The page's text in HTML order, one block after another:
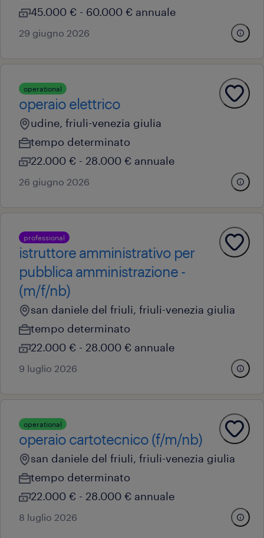
45.000 € - 60.000 € annuale
29 giugno 2026
operational
operaio elettrico
udine, friuli-venezia giulia
tempo determinato
22.000 € - 28.000 € annuale
26 giugno 2026
professional
istruttore amministrativo per
pubblica amministrazione -
(m/f/nb)
san daniele del friuli, friuli-venezia giulia
tempo determinato
22.000 € - 28.000 € annuale
9 luglio 2026
operational
operaio cartotecnico (f/m/nb)
san daniele del friuli, friuli-venezia giulia
tempo determinato
22.000 € - 28.000 € annuale
8 luglio 2026